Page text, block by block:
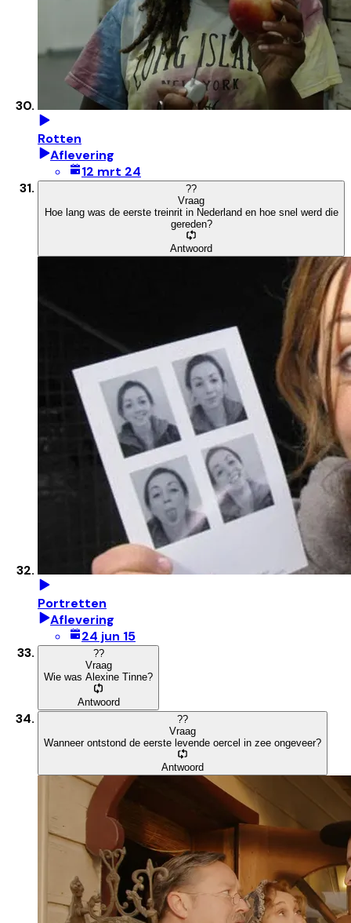
Rotten
Aflevering
12 mrt 24
??
Vraag
Hoe lang was de eerste treinrit in Nederland en hoe snel werd die
gereden?
Antwoord
Portretten
Aflevering
24 jun 15
??
Vraag
Wie was Alexine Tinne?
Antwoord
??
Vraag
Wanneer ontstond de eerste levende oercel in zee ongeveer?
Antwoord